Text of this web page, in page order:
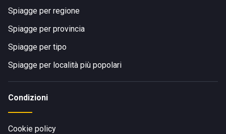
Spiagge per regione
Spiagge per provincia
Spiagge per tipo
Spiagge per località più popolari
Condizioni
Cookie policy